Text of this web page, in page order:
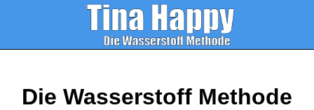
Die Wasserstoff Methode